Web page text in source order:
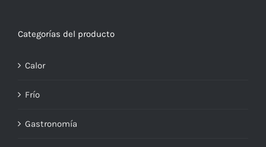
Categorías del producto
Calor
Frío
Gastronomía